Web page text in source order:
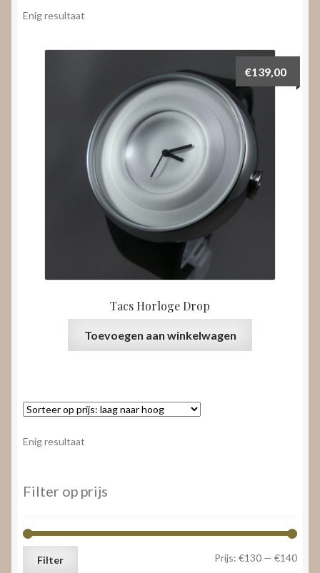
Nieuws
Submenu
uitvouwen
Enig resultaat
Tacs Horloge Drop
€139,00
Toevoegen aan winkelwagen
Enig resultaat
Filter op prijs
Min.
Max.
Filter Prijs: €130 — €140